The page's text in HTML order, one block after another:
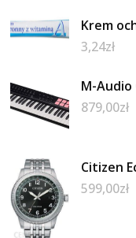
Krem
3,24zł
M-Audio
879,00zł
Citizen
599,00zł